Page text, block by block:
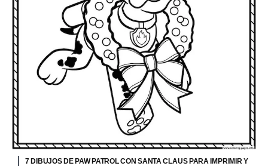
7 DIBUJOS DE PAW PATROL CON SANTA CLAUS PARA IMPRIMIR Y